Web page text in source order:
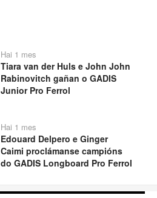
Hai 1 mes
Tiara van der Huls e John John
Rabinovitch gañan o GADIS
Junior Pro Ferrol
Hai 1 mes
Edouard Delpero e Ginger
Caimi proclámanse campións
do GADIS Longboard Pro Ferrol